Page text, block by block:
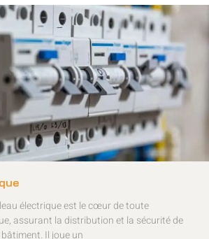
électrique est le cœur de toute
assurant la distribution et la sécurité de
Il joue un